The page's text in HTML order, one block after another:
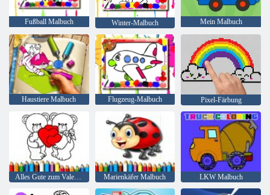
Fußball Malbuch Winter-Malbuch Mein Malbuch
Haustiere Malbuch Flugzeug-Malbuch Pixel-Färbung
Alles Gute zum Valentinstag Färbung Marienkäfer Malbuch LKW Malbuch